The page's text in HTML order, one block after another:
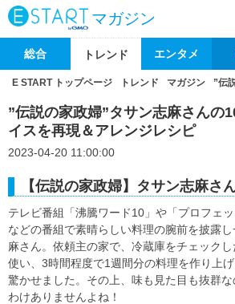
マガジン
総合 トレンド エンタメ
E START トップページ トレンド マガジン ”伝
”伝説の家政婦”タサン志麻さんの
イスを再現＆アレンジレシピ
2023-04-20 11:00:00
【伝説の家政婦】タサン志麻さ
テレビ番組「沸騰ワード10」や「プロフェッ
などの番組で素晴らしい料理の腕前を披露
麻さん。依頼主の家で、冷蔵庫をチェック
使い、3時間程度で1週間分の料理を作り上
驚かせました。その上、味も見た目も抜群
わけありませんよね！